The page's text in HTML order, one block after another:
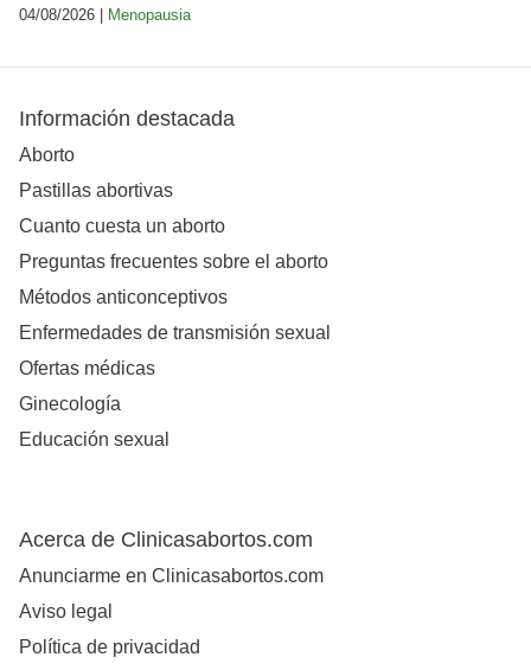
04/08/2026 | Menopausia
Información destacada
Aborto
Pastillas abortivas
Cuanto cuesta un aborto
Preguntas frecuentes sobre el aborto
Métodos anticonceptivos
Enfermedades de transmisión sexual
Ofertas médicas
Ginecología
Educación sexual
Acerca de Clinicasabortos.com
Anunciarme en Clinicasabortos.com
Aviso legal
Política de privacidad